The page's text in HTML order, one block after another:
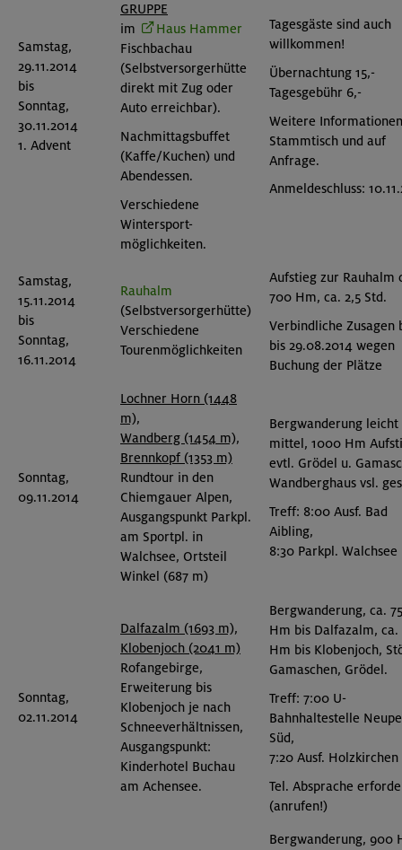
Samstag,
29.11.2014
bis
Sonntag,
30.11.2014
1. Advent
GRUPPE
im
Haus Hammer
Fischbachau
(Selbstversorgerhütte
direkt mit Zug oder
Auto erreichbar).
Nachmittagsbuffet
(Kaffe/Kuchen) und
Abendessen.
Verschiedene
Wintersport-
möglichkeiten.
Tagesgäste sind auch
willkommen!
Übernachtung 15,-
Tagesgebühr 6,-
Weitere
Stammtisch und auf
Anfrage.
Anmeldeschluss:
Samstag,
15.11.2014
bis
Sonntag,
16.11.2014
Rauhalm
(Selbstversorgerhütte)
Verschiedene
Tourenmöglichkeiten
Aufstieg zur Rauhalm
700 Hm, ca. 2,5 Std.
Verbindliche Zusagen
bis 29.08.2014 wegen
Buchung der Plätze
Sonntag,
09.11.2014
Lochner Horn (1448
m),
Wandberg (1454 m),
Brennkopf (1353 m)
Rundtour in den
Chiemgauer Alpen,
Ausgangspunkt Parkpl.
am Sportpl. in
Walchsee, Ortsteil
Winkel (687 m)
Bergwanderung leicht
mittel, 1000 Hm
evtl. Grödel u.
Wandberghaus vsl.
Treff: 8:00 Ausf. Bad
Aibling,
8:30 Parkpl. Walchsee
Sonntag,
02.11.2014
Dalfazalm (1693 m),
Klobenjoch (2041 m)
Rofangebirge,
Erweiterung bis
Klobenjoch je nach
Schneeverhältnissen,
Ausgangspunkt:
Kinderhotel Buchau
am Achensee.
Bergwanderung, ca.
Hm bis Dalfazalm, ca.
Hm bis Klobenjoch,
Gamaschen, Grödel.
Treff: 7:00 U-
Bahnhaltestelle
Süd,
7:20 Ausf. Holzkirchen
Tel. Absprache
(anrufen!)
Bergwanderung, 900